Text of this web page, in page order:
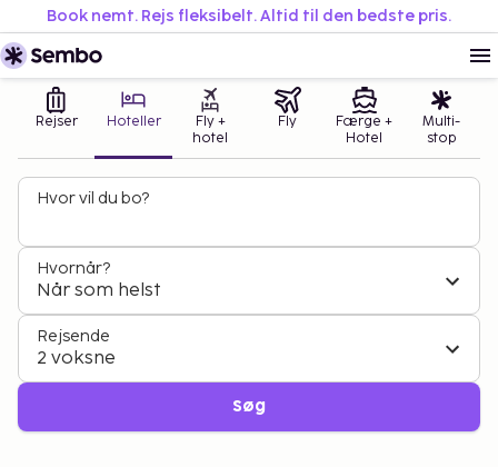
Book nemt. Rejs fleksibelt. Altid til den bedste pris.
Rejser Hoteller
Fly +
hotel
Fly
Færge +
Hotel
Multi-
stop
Hvor vil du bo?
Hvornår?
Når som helst
Rejsende
2 voksne
Søg